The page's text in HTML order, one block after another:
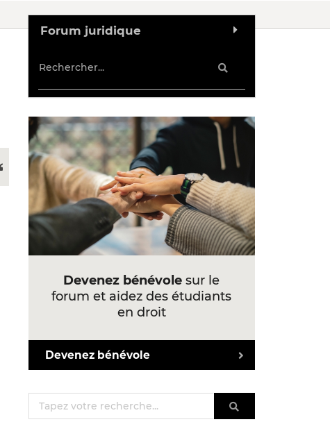
Forum juridique
Devenez bénévole sur le
forum et aidez des étudiants
en droit
Devenez bénévole